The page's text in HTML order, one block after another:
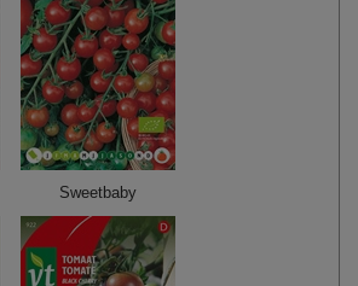
Sweetbaby